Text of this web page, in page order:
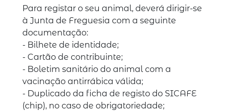
Para registar o seu animal, deverá dirigir-se
à Junta de Freguesia com a seguinte
documentação:
- Bilhete de identidade;
- Cartão de contribuinte;
- Boletim sanitário do animal com a
vacinação antirrábica válida;
- Duplicado da ficha de registo do SICAFE
(chip), no caso de obrigatoriedade;